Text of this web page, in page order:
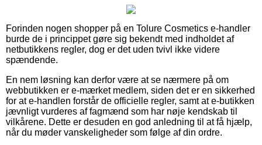
Forinden nogen shopper på en Tolure Cosmetics e-handler
burde de i princippet gøre sig bekendt med indholdet af
netbutikkens regler, dog er det uden tvivl ikke videre
spændende.
En nem løsning kan derfor være at se nærmere på om
webbutikken er e-mærket medlem, siden det er en sikkerhed
for at e-handlen forstår de officielle regler, samt at e-butikken
jævnligt vurderes af fagmænd som har nøje kendskab til
vilkårene. Dette er desuden en god anledning til at få hjælp,
når du møder vanskeligheder som følge af din ordre.